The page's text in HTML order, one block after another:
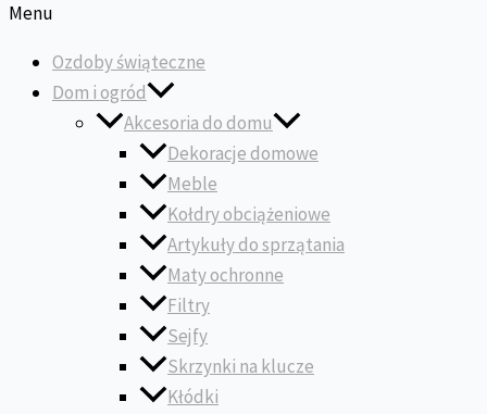
Menu
Ozdoby świąteczne
Dom i ogród
Akcesoria do domu
Dekoracje domowe
Meble
Kołdry obciążeniowe
Artykuły do sprzątania
Maty ochronne
Filtry
Sejfy
Skrzynki na klucze
Kłódki